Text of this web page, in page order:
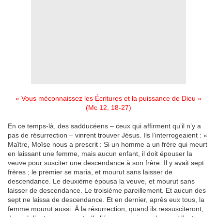
« Vous méconnaissez les Écritures et la puissance de Dieu »
(Mc 12, 18-27)
En ce temps-là, des sadducéens – ceux qui affirment qu’il n’y a
pas de résurrection – vinrent trouver Jésus. Ils l’interrogeaient : «
Maître, Moïse nous a prescrit : Si un homme a un frère qui meurt
en laissant une femme, mais aucun enfant, il doit épouser la
veuve pour susciter une descendance à son frère. Il y avait sept
frères ; le premier se maria, et mourut sans laisser de
descendance. Le deuxième épousa la veuve, et mourut sans
laisser de descendance. Le troisième pareillement. Et aucun des
sept ne laissa de descendance. Et en dernier, après eux tous, la
femme mourut aussi. À la résurrection, quand ils ressusciteront,